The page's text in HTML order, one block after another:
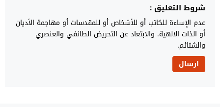
شروط التعليق :
عدم الإساءة للكاتب أو للأشخاص أو للمقدسات أو مهاجمة الأديان
أو الذات الالهية. والابتعاد عن التحريض الطائفي والعنصري
والشتائم.